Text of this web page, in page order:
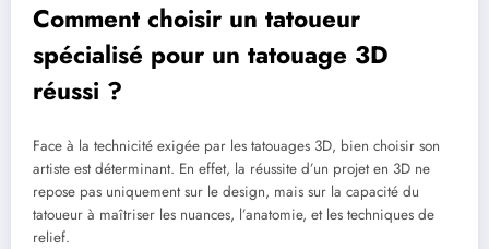
Comment choisir un tatoueur
spécialisé pour un tatouage 3D
réussi ?
Face à la technicité exigée par les tatouages 3D, bien choisir son
artiste est déterminant. En effet, la réussite d’un projet en 3D ne
repose pas uniquement sur le design, mais sur la capacité du
tatoueur à maîtriser les nuances, l’anatomie, et les techniques de
relief.